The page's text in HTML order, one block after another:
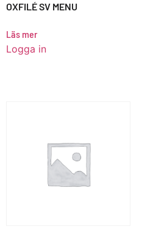
OXFILÉ SV MENU
Läs mer
Logga in